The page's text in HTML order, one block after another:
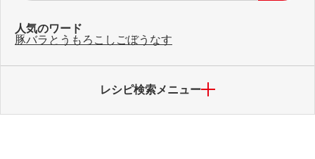
人気のワード
豚バラ とうもろこし ごぼう なす
レシピ検索メニュー